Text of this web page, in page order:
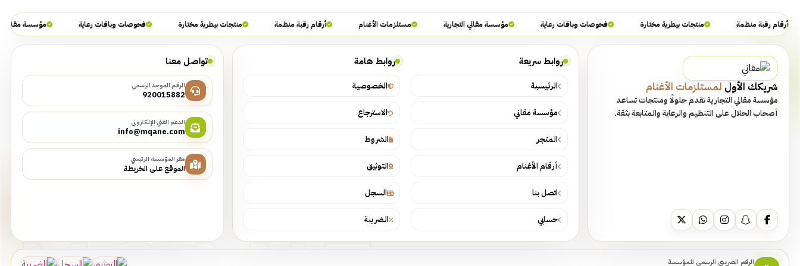
أرقام رقبة منظمة منتجات بيطرية مختارة فحوصات وباقات رعاية مؤسسة مقاني التجارية مستلزمات الأغنام أرقام رقبة منظمة منتجات بيطرية مختارة فحوصات وباقات رعاية مؤسسة مقاني
شريكك الأول لمستلزمات الأغنام
مؤسسة مقاني التجارية تقدم حلولًا ومنتجات تساعد
أصحاب الحلال على التنظيم والرعاية والمتابعة بثقة.
روابط سريعة
الرئيسية
مؤسسة مقاني
المتجر
أرقام الأغنام
اتصل بنا
حسابي
روابط هامة
الخصوصية
الاسترجاع
الشروط
التوثيق
السجل
الضريبة
تواصل معنا
الرقم الموحد الرسمي
920015882
الدعم الفني الإلكتروني
info@mqane.com
مقر المؤسسة الرئيسي
الموقع على الخريطة
الرقم الضريبي الرسمي للمؤسسة